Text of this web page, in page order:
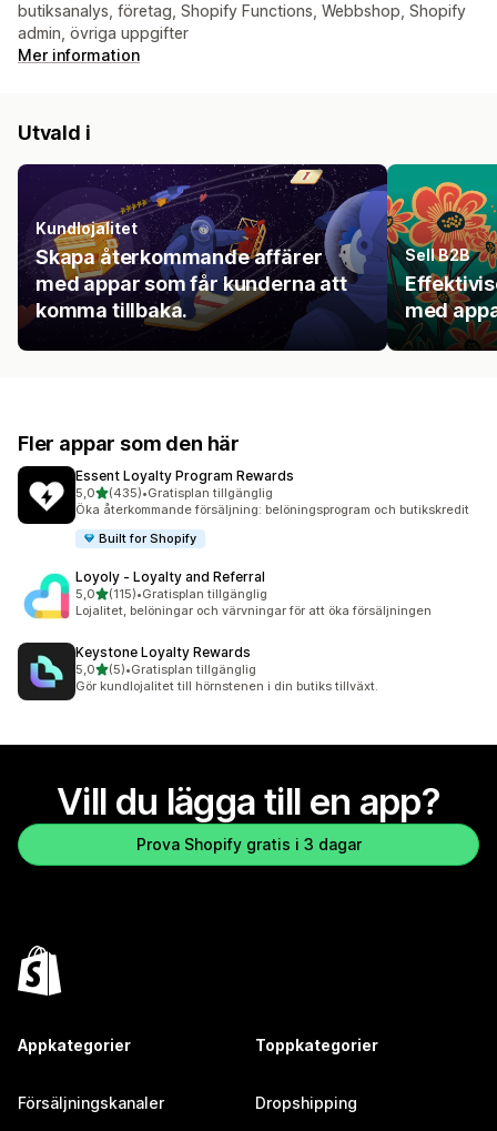
butiksanalys, företag, Shopify Functions, Webbshop, Shopify
admin, övriga uppgifter
Mer information
Utvald i
Kundlojalitet
Skapa återkommande affärer
med appar som får kunderna att
komma tillbaka.
Sell B2B
med
Fler appar som den här
Essent Loyalty Program Rewards
5,0av 5 stjärnor
(435)
435 recensioner totalt
•Gratisplan tillgänglig
Öka återkommande försäljning: belöningsprogram och butikskredit
Built for Shopify
Loyoly ‑ Loyalty and Referral
5,0av 5 stjärnor
(115)
115 recensioner totalt
•Gratisplan tillgänglig
Lojalitet, belöningar och värvningar för att öka försäljningen
Keystone Loyalty Rewards
5,0av 5 stjärnor
(5)
5 recensioner totalt
•Gratisplan tillgänglig
Gör kundlojalitet till hörnstenen i din butiks tillväxt.
Vill du lägga till en app?
Prova Shopify gratis i 3 dagar
Appkategorier
Försäljningskanaler
Toppkategorier
Dropshipping